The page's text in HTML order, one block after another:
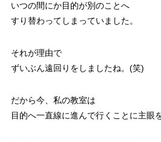
いつの間にか目的が別のことへ
すり替わってしまっていました。
それが理由で
ずいぶん遠回りをしましたね。(笑)
だから今、私の教室は
目的へ一直線に進んで行くことに主眼